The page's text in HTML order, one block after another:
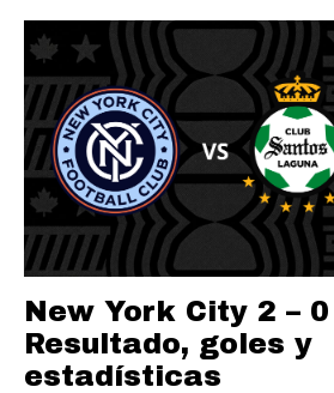
New York City 2 –
Resultado, goles y
estadísticas